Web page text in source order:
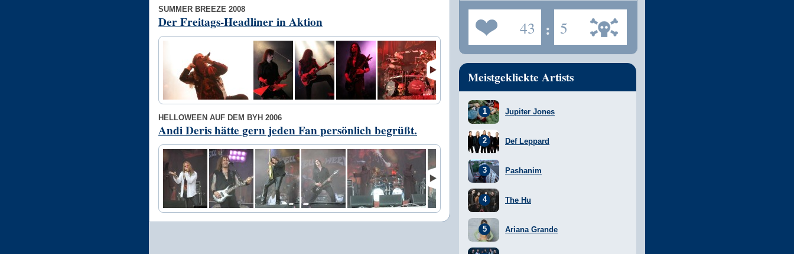
SUMMER BREEZE 2008
Der Freitags-Headliner in Aktion
HELLOWEEN AUF DEM BYH 2006
Andi Deris hätte gern jeden Fan persönlich begrüßt.
43 : 5
Meistgeklickte Artists
Jupiter Jones
Def Leppard
Pashanim
The Hu
Ariana Grande